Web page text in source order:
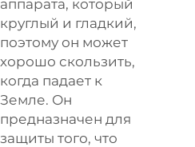
аппарата, который
круглый и гладкий,
поэтому он может
хорошо скользить,
когда падает к
Земле. Он
предназначен для
защиты того, что